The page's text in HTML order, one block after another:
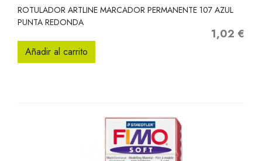
ROTULADOR ARTLINE MARCADOR PERMANENTE 107 AZUL
PUNTA REDONDA
Precio
1,02 €
Añadir al carrito